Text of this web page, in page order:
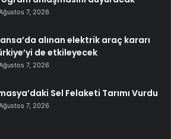
7, 2026
alınan elektrik araç kararı
de etkileyecek
7, 2026
Sel Felaketi Tarımı Vurdu
7, 2026